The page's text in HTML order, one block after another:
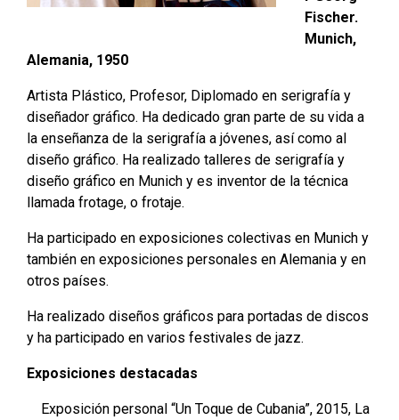
Fischer.
Munich,
Alemania, 1950
Artista Plástico, Profesor, Diplomado en serigrafía y
diseñador gráfico. Ha dedicado gran parte de su vida a
la enseñanza de la serigrafía a jóvenes, así como al
diseño gráfico. Ha realizado talleres de serigrafía y
diseño gráfico en Munich y es inventor de la técnica
llamada frotage, o frotaje.
Ha participado en exposiciones colectivas en Munich y
también en exposiciones personales en Alemania y en
otros países.
Ha realizado diseños gráficos para portadas de discos
y ha participado en varios festivales de jazz.
Exposiciones destacadas
Exposición personal “Un Toque de Cubania”, 2015, La